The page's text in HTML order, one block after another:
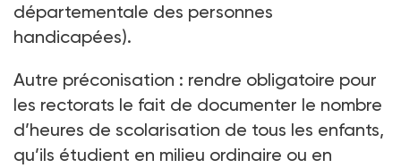
départementale des personnes
handicapées).
Autre préconisation : rendre obligatoire pour
les rectorats le fait de documenter le nombre
d’heures de scolarisation de tous les enfants,
qu’ils étudient en milieu ordinaire ou en